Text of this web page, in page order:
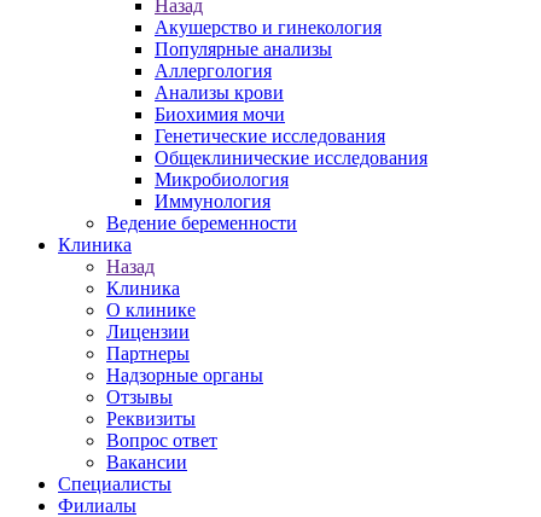
Назад
Акушерство и гинекология
Популярные анализы
Аллергология
Анализы крови
Биохимия мочи
Генетические исследования
Общеклинические исследования
Микробиология
Иммунология
Ведение беременности
Клиника
Назад
Клиника
О клинике
Лицензии
Партнеры
Надзорные органы
Отзывы
Реквизиты
Вопрос ответ
Вакансии
Специалисты
Филиалы